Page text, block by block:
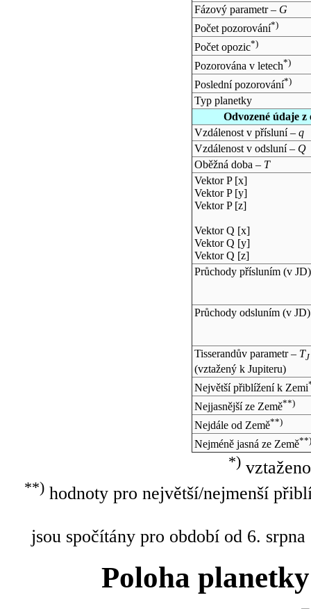
Fázový parametr – G
Počet pozorování*)
Počet opozic*)
Pozorována v letech*)
Poslední pozorování*)
Typ planetky
Odvozené údaje
Vzdálenost v přísluní – q
Vzdálenost v odsluní – Q
Oběžná doba – T
Vektor P [x]
Vektor P [y]
Vektor P [z]
Vektor Q [x]
Vektor Q [y]
Vektor Q [z]
Průchody přísluním (v JD)
Průchody odsluním (v JD)
Tisserandův parametr – TJ
(vztažený k Jupiteru)
Největší přiblížení k Zemi
Nejjasnější ze Země**)
Nejdále od Země**)
Nejméně jasná ze Země**)
*)
**)hodnoty pro největší/nejmenší
jsou spočítány pro období od 6.
Poloha